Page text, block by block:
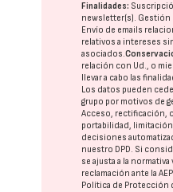
Finalidades:
newsletter(s). Gestión
Envío de emails
relativos a intereses
asociados.
relación con Ud., o
llevar a cabo las
Los datos pueden
grupo por motivos de
Acceso, rectificación,
portabilidad,
decisiones
nuestro DPD. Si
se ajusta a la
reclamación ante la
Política de Protección